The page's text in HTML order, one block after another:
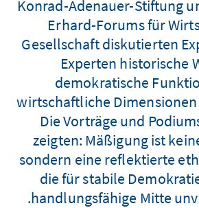
Konrad-Adenauer-Stiftung
Erhard-Forums für
Gesellschaft diskutierten
Experten historische
demokratische
wirtschaftliche
Die Vorträge und
zeigten: Mäßigung ist
sondern eine reflektierte
die für stabile
handlungsfähige Mitte